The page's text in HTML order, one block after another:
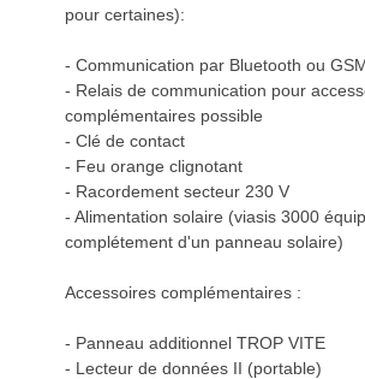
pour certaines):
- Communication par Bluetooth ou
- Relais de communication pour
complémentaires possible
- Clé de contact
- Feu orange clignotant
- Racordement secteur 230 V
- Alimentation solaire (viasis 3000
complétement d'un panneau solaire)
Accessoires complémentaires :
- Panneau additionnel TROP VITE
- Lecteur de données II (portable)